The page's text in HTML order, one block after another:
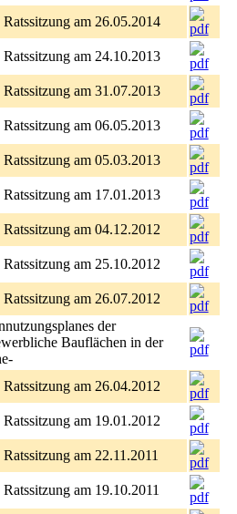
am 26.05.2014
am 24.10.2013
am 31.07.2013
am 06.05.2013
am 05.03.2013
am 17.01.2013
am 04.12.2012
am 25.10.2012
am 26.07.2012
der
Bauflächen in der
am 26.04.2012
am 19.01.2012
am 22.11.2011
am 19.10.2011